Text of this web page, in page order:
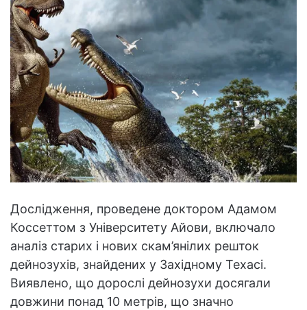
Дослідження, проведене доктором Адамом
Коссеттом з Університету Айови, включало
аналіз старих і нових скам’янілих решток
дейнозухів, знайдених у Західному Техасі.
Виявлено, що дорослі дейнозухи досягали
довжини понад 10 метрів, що значно